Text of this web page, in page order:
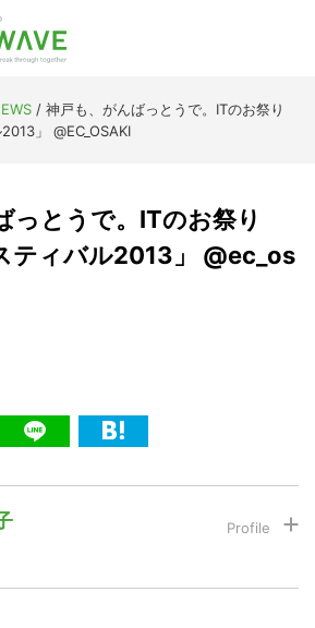
/ 神戸も、がんばっとうで。ITのお祭り
」 @EC_OSAKI
っとうで。ITのお祭り
ティバル2013」 @ec_os
注目キーワード
テレワーク
Weekly